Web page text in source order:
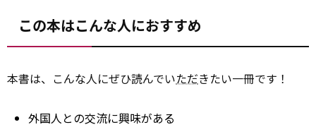
この本はこんな人におすすめ
本書は、こんな人にぜひ読んでいただきたい一冊です！
外国人との交流に興味がある